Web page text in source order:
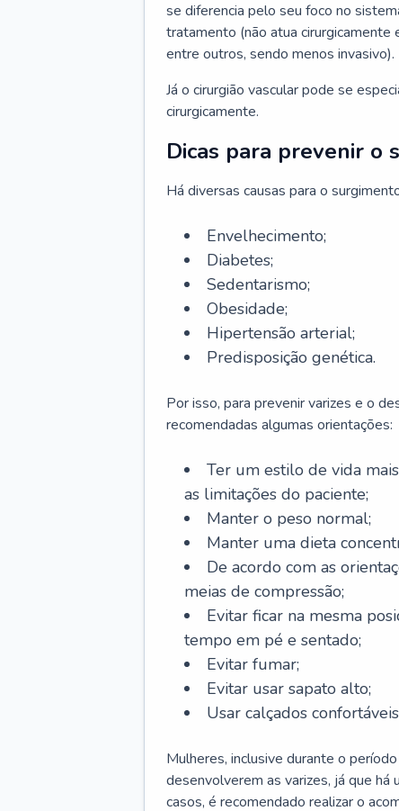
se diferencia pelo seu foco no
tratamento (não atua
entre outros, sendo menos invasivo).
Já o cirurgião vascular pode se
cirurgicamente.
Dicas para prevenir o
Há diversas causas para o
Envelhecimento;
Diabetes;
Sedentarismo;
Obesidade;
Hipertensão arterial;
Predisposição genética.
Por isso, para prevenir varizes e o
recomendadas algumas orientações:
Ter um estilo de vida
as limitações do paciente;
Manter o peso normal;
Manter uma dieta
De acordo com as
meias de compressão;
Evitar ficar na mesma
tempo em pé e sentado;
Evitar fumar;
Evitar usar sapato alto;
Usar calçados
Mulheres, inclusive durante o
desenvolverem as varizes, já que
casos, é recomendado realizar o